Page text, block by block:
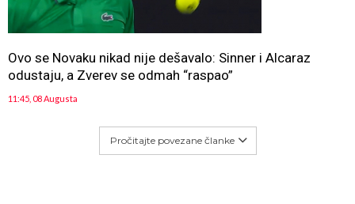
Ovo se Novaku nikad nije dešavalo: Sinner i Alcaraz
odustaju, a Zverev se odmah “raspao”
11:45, 08 Augusta
Pročitajte povezane članke